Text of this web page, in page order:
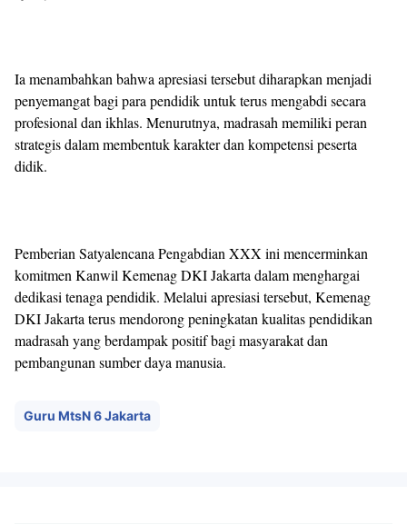
Ia menambahkan bahwa apresiasi tersebut diharapkan menjadi
penyemangat bagi para pendidik untuk terus mengabdi secara
profesional dan ikhlas. Menurutnya, madrasah memiliki peran
strategis dalam membentuk karakter dan kompetensi peserta
didik.
Pemberian Satyalencana Pengabdian XXX ini mencerminkan
komitmen Kanwil Kemenag DKI Jakarta dalam menghargai
dedikasi tenaga pendidik. Melalui apresiasi tersebut, Kemenag
DKI Jakarta terus mendorong peningkatan kualitas pendidikan
madrasah yang berdampak positif bagi masyarakat dan
pembangunan sumber daya manusia.
Guru MtsN 6 Jakarta